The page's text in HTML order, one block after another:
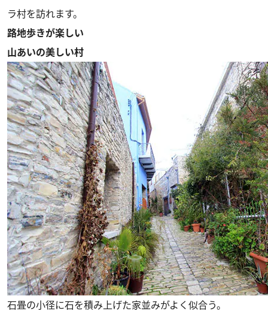
ラ村を訪れます。
路地歩きが楽しい
山あいの美しい村
石畳の小径に石を積み上げた家並みがよく似合う。